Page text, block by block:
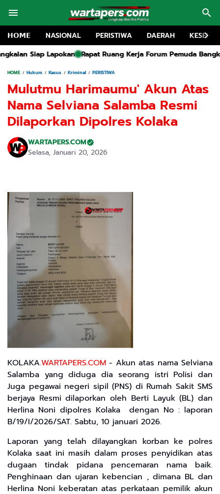
𝗛𝗢𝗠𝗘 NASIONAL PERISTIWA DAERAH
Rapat Ruang Kerja Forum Pemuda Bangkalan Soroti Proyek
HOME Hukum Kasus Kriminal PERISTIWA
Mulutmu Harimaumu' Akun Atas
Nama Selviana Salamba Resmi
Dilaporkan Dipolres Kolaka
WARTAPERS.COM
Selasa, Januari 20, 2026
KOLAKA.WARTAPERS.COM - Akun atas nama Selviana
Salamba yang diduga dia seorang istri Polisi dan
Juga pegawai negeri sipil (PNS) di Rumah Sakit SMS
berjaya Resmi dilaporkan oleh Berti Layuk (BL) dan
Herlina Noni dipolres Kolaka dengan No : laporan
B/19/I/2026/SAT. Sabtu, 10 januari 2026.
Laporan yang telah dilayangkan korban ke polres
Kolaka saat ini masih dalam proses penyidikan atas
dugaan tindak pidana pencemaran nama baik.
Penghinaan dan ujaran kebencian , dimana BL dan
Herlina Noni keberatan atas perkataan pemilik akun